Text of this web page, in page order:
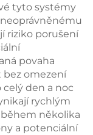
tyto systémy
riziko porušení
povaha
bez omezení
den a noc
rychlým
několika
a potenciální